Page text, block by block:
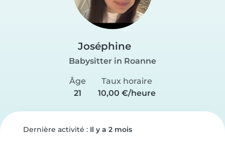
Joséphine
Babysitter in Roanne
Âge
21
Taux horaire
10,00 €/heure
Dernière activité : Il y a 2 mois